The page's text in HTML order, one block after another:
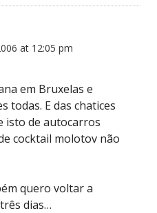
at 12:05 pm
em Bruxelas e
todas. E das chatices
isto de autocarros
cocktail molotov não
quero voltar a
dias…